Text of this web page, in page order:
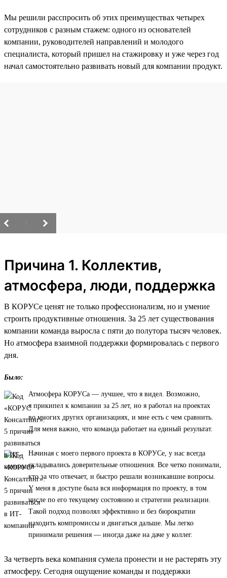
Мы решили расспросить об этих преимуществах четырех
сотрудников с разным стажем: одного из основателей
компании, руководителей направлений и молодого
специалиста, который пришел на стажировку и уже через год
начал самостоятельно развивать новый для компании продукт.
Причина 1. Коллектив,
атмосфера, люди, поддержка
В КОРУСе ценят не только профессионализм, но и умение
строить продуктивные отношения. За 25 лет существования
компании команда выросла с пяти до полутора тысяч человек.
Но атмосфера взаимной поддержки формировалась с первого
дня.
Было:
Атмосфера КОРУСа — лучшее, что я видел. Возможно,
я прикипел к компании за 25 лет, но я работал на проектах
во многих других организациях, и мне есть с чем сравнить.
Для меня важно, что команда работает на единый результат.
Начиная с моего первого проекта в КОРУСе, у нас всегда
складывались доверительные отношения. Все четко понимали,
кто за что отвечает, и быстро решали возникавшие вопросы.
У меня в доступе была вся информация по проекту, в том
числе по его текущему состоянию и стратегии реализации.
Такой подход позволял эффективно и без бюрократии
находить компромиссы и двигаться дальше. Мы легко
принимали решения — иногда даже на даче у коллег.
За четверть века компания сумела пронести и не растерять эту
атмосферу. Сегодня ощущение команды и поддержки